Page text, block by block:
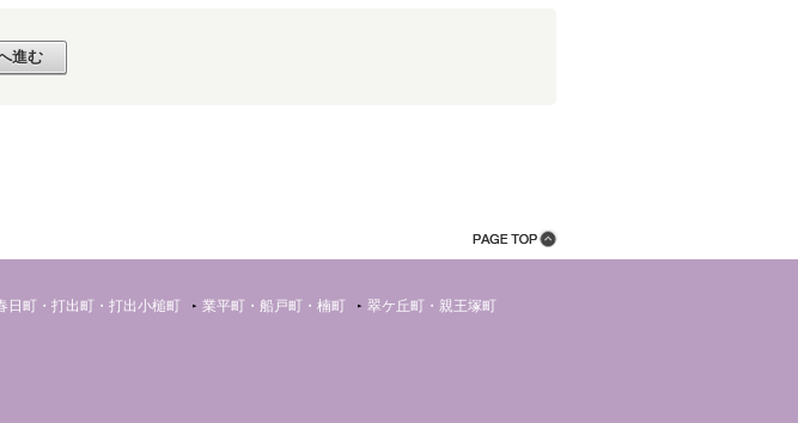
日町・打出町・打出小槌町 業平町・船戸町・楠町
翠ケ丘町・親王塚町